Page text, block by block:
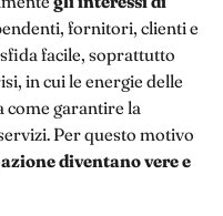
fornitori, clienti e
facile, soprattutto
in cui le energie delle
come garantire la
Per questo motivo
diventano vere e